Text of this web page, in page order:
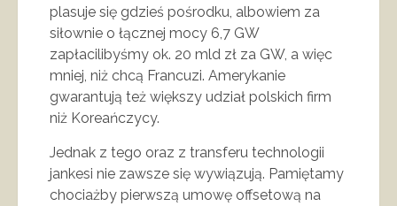
plasuje się gdzieś pośrodku, albowiem za
siłownie o łącznej mocy 6,7 GW
zapłacilibyśmy ok. 20 mld zł za GW, a więc
mniej, niż chcą Francuzi. Amerykanie
gwarantują też większy udział polskich firm
niż Koreańczycy.
Jednak z tego oraz z transferu technologii
jankesi nie zawsze się wywiązują. Pamiętamy
chociażby pierwszą umowę offsetową na